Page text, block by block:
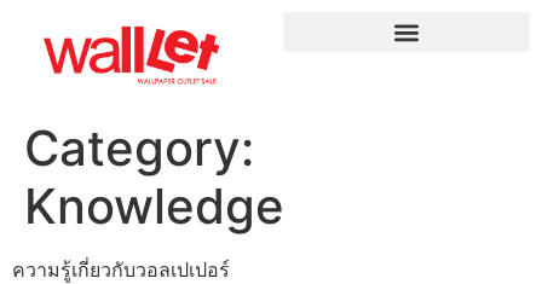
Category:
Knowledge
ความรู้เกี่ยวกับวอลเปเปอร์